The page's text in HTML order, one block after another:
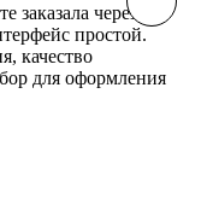
заказала через
простой.
качество
для оформления